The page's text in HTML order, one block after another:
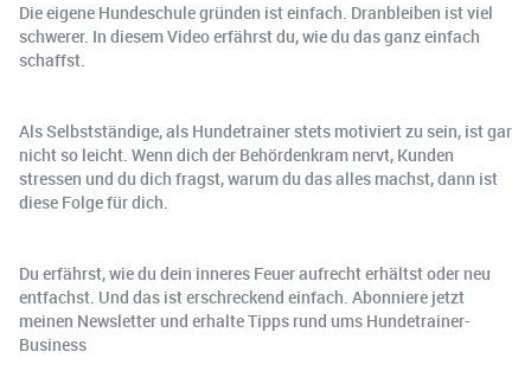
Die eigene Hundeschule gründen ist einfach. Dranbleiben ist viel
schwerer. In diesem Video erfährst du, wie du das ganz einfach
schaffst.
Als Selbstständige, als Hundetrainer stets motiviert zu sein, ist gar
nicht so leicht. Wenn dich der Behördenkram nervt, Kunden
stressen und du dich fragst, warum du das alles machst, dann ist
diese Folge für dich.
Du erfährst, wie du dein inneres Feuer aufrecht erhältst oder neu
entfachst. Und das ist erschreckend einfach.️ Abonniere jetzt
meinen Newsletter und erhalte Tipps rund ums Hundetrainer-
Business